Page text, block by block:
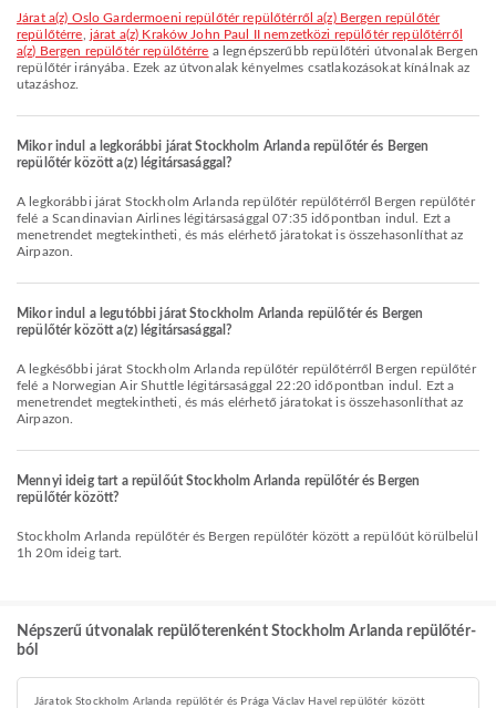
járat a(z) Oslo Gardermoeni repülőtér repülőtérről a(z) Bergen repülőtér
repülőtérre járat a(z) Kraków John Paul II nemzetközi repülőtér repülőtérről
a(z) Bergen repülőtér repülőtérre a legnépszerűbb repülőtéri útvonalak Bergen
repülőtér irányába. Ezek az útvonalak kényelmes csatlakozásokat kínálnak az
utazáshoz.
Mikor indul a legkorábbi járat Stockholm Arlanda repülőtér és Bergen
repülőtér között a(z) légitársasággal?
A legkorábbi járat Stockholm Arlanda repülőtér repülőtérről Bergen repülőtér
felé a Scandinavian Airlines légitársasággal 07:35 időpontban indul. Ezt a
menetrendet megtekintheti, és más elérhető járatokat is összehasonlíthat az
Airpazon.
Mikor indul a legutóbbi járat Stockholm Arlanda repülőtér és Bergen
repülőtér között a(z) légitársasággal?
A legkésőbbi járat Stockholm Arlanda repülőtér repülőtérről Bergen repülőtér
felé a Norwegian Air Shuttle légitársasággal 22:20 időpontban indul. Ezt a
menetrendet megtekintheti, és más elérhető járatokat is összehasonlíthat az
Airpazon.
Mennyi ideig tart a repülőút Stockholm Arlanda repülőtér és Bergen
repülőtér között?
Stockholm Arlanda repülőtér és Bergen repülőtér között a repülőút körülbelül
1h 20m ideig tart.
Népszerű útvonalak repülőterenként Stockholm Arlanda repülőtér-
ból
Járatok Stockholm Arlanda repülőtér és Prága Václav Havel repülőtér között